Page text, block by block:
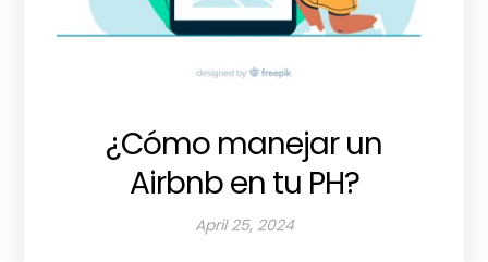
¿Cómo manejar un
Airbnb en tu PH?
April 25, 2024